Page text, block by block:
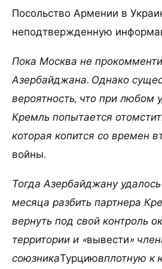
Посольство Армении в
неподтвержденную
Пока Москва не
Азербайджана. Однако
вероятность, что при любом
Кремль попытается
которая копится со времен
войны.
Тогда Азербайджану
месяца разбить партнера
вернуть под свой контроль
территории и «вывести»
союзникаТурциювплотную к